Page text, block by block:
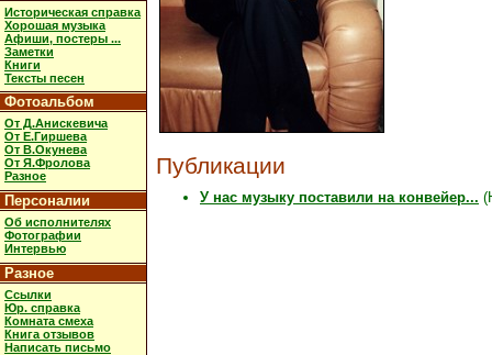
Историческая справка
Хорошая музыка
Афиши, постеры ...
Заметки
Книги
Тексты песен
Фотоальбом
От Д.Анискевича
От Е.Гиршева
От В.Окунева
От Я.Фролова
Разное
Персоналии
Об исполнителях
Фотографии
Интервью
Разное
Ссылки
Юр. справка
Комната смеха
Книга отзывов
Написать письмо
Публикации
У нас музыку поставили на конвейер...